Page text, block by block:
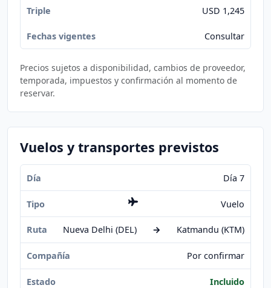
USD 1,245
Consultar
Precios sujetos a disponibilidad, cambios de proveedor,
temporada, impuestos y confirmación al momento de
reservar.
Vuelos y transportes previstos
Día 7
Vuelo
Nueva Delhi (DEL) → Katmandu (KTM)
Por confirmar
Incluido